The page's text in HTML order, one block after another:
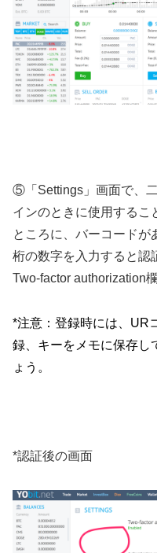
⑤「Settings」画面で、
インのときに使用するこ
ところに、バーコードが
桁の数字を入力すると認
Two-factor authorization
*注意：登録時には、UR
録、キーをメモに保存し
ょう。
*認証後の画面